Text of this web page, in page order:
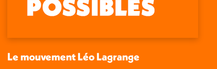
s'ouvre
une
fenêtre
s'ouvre
une
fenêtre
s'ouvre
une
fenêtre
s'ouvre
une
nouvelle
fenêtre
Le mouvement Léo Lagrange